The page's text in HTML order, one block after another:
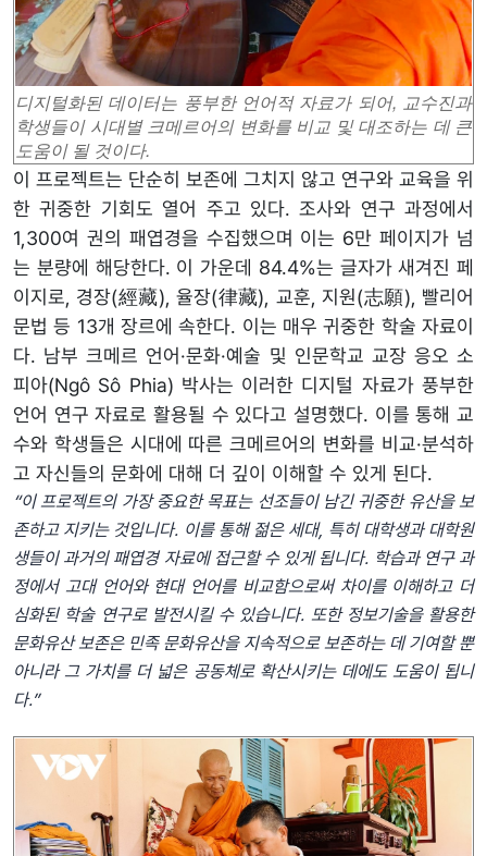
디지털화된 데이터는 풍부한 언어적 자료가 되어, 교수진과
학생들이 시대별 크메르어의 변화를 비교 및 대조하는 데 큰
도움이 될 것이다.
이 프로젝트는 단순히 보존에 그치지 않고 연구와 교육을 위
한 귀중한 기회도 열어 주고 있다. 조사와 연구 과정에서
1,300여 권의 패엽경을 수집했으며 이는 6만 페이지가 넘
는 분량에 해당한다. 이 가운데 84.4%는 글자가 새겨진 페
이지로, 경장(經藏), 율장(律藏), 교훈, 지원(志願), 빨리어
문법 등 13개 장르에 속한다. 이는 매우 귀중한 학술 자료이
다. 남부 크메르 언어·문화·예술 및 인문학교 교장 응오 소
피아(Ngô Sô Phia) 박사는 이러한 디지털 자료가 풍부한
언어 연구 자료로 활용될 수 있다고 설명했다. 이를 통해 교
수와 학생들은 시대에 따른 크메르어의 변화를 비교·분석하
고 자신들의 문화에 대해 더 깊이 이해할 수 있게 된다.
“이 프로젝트의 가장 중요한 목표는 선조들이 남긴 귀중한 유산을 보
존하고 지키는 것입니다. 이를 통해 젊은 세대, 특히 대학생과 대학원
생들이 과거의 패엽경 자료에 접근할 수 있게 됩니다. 학습과 연구 과
정에서 고대 언어와 현대 언어를 비교함으로써 차이를 이해하고 더
심화된 학술 연구로 발전시킬 수 있습니다. 또한 정보기술을 활용한
문화유산 보존은 민족 문화유산을 지속적으로 보존하는 데 기여할 뿐
아니라 그 가치를 더 넓은 공동체로 확산시키는 데에도 도움이 됩니
다.”